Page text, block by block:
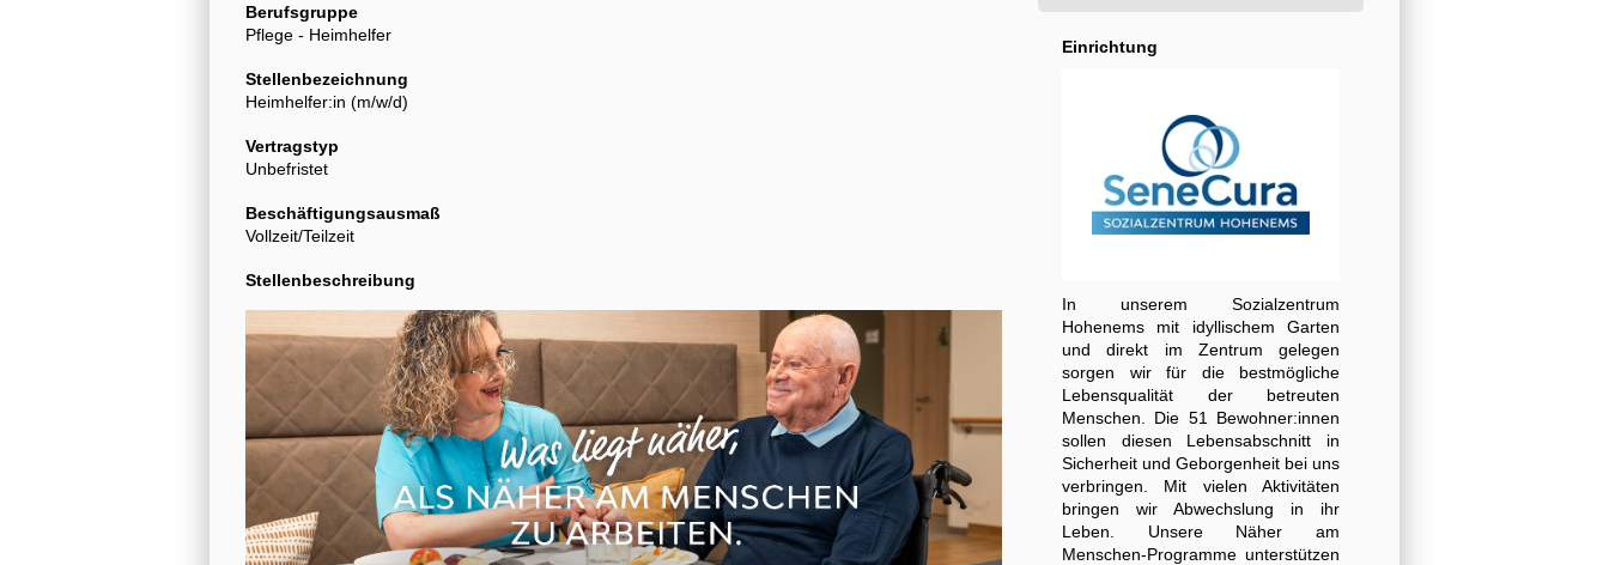
Berufsgruppe
Pflege - Heimhelfer
Stellenbezeichnung
Heimhelfer:in (m/w/d)
Vertragstyp
Unbefristet
Beschäftigungsausmaß
Vollzeit/Teilzeit
Stellenbeschreibung
Einrichtung
In unserem Sozialzentrum
Hohenems mit idyllischem Garten
und direkt im Zentrum gelegen
sorgen wir für die bestmögliche
Lebensqualität der betreuten
Menschen. Die 51 Bewohner:innen
sollen diesen Lebensabschnitt in
Sicherheit und Geborgenheit bei uns
verbringen. Mit vielen Aktivitäten
bringen wir Abwechslung in ihr
Leben. Unsere Näher am
Menschen-Programme unterstützen